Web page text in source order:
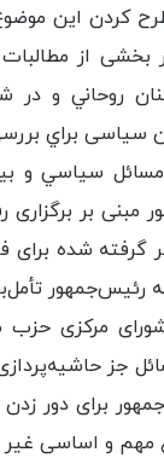
کردن این
بخشی از
روحاني و در
سیاسی براي
سياسي و
مبنی بر برگزاری
گرفته شده
رئیس‌جمهور
مرکزی حزب
جز
برای دور زدن
و اساسی غیر